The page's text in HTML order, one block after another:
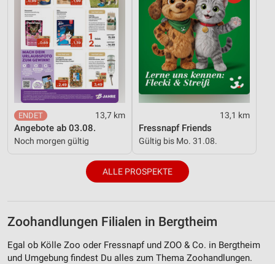
13,7 km
Angebote ab 03.08.
Noch morgen gültig
13,1 km
Fressnapf Friends
Gültig bis Mo. 31.08.
ALLE PROSPEKTE
Zoohandlungen Filialen in Bergtheim
Egal ob Kölle Zoo oder Fressnapf und ZOO & Co. in Bergtheim
und Umgebung findest Du alles zum Thema Zoohandlungen.